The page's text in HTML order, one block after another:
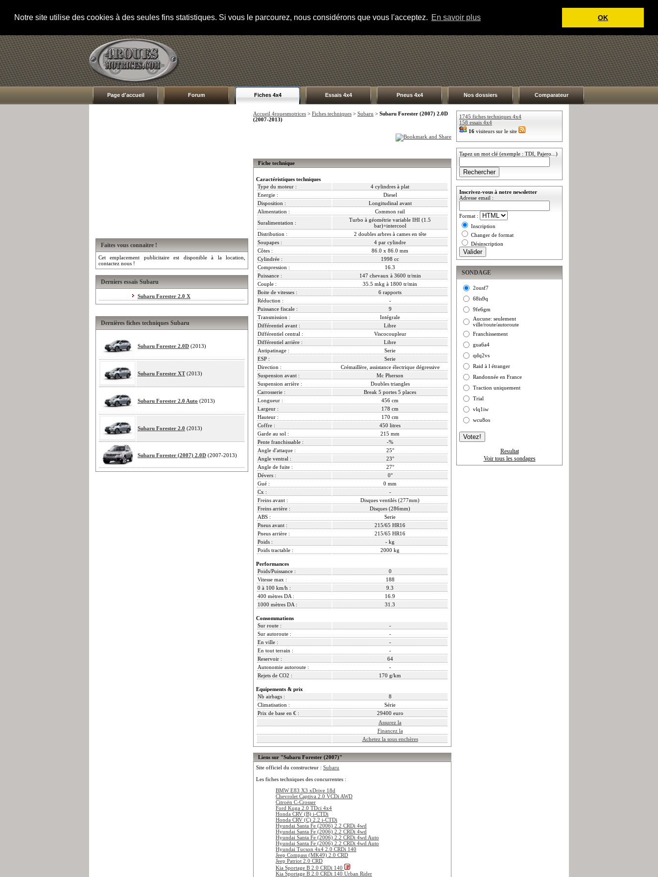
Notre site utilise des cookies à des seules fins statistiques. Si vous le parcourez, nous considérons que vous l'acceptez. En savoir plus OK
Page d'accueil Forum Fiches 4x4 Essais 4x4 Pneus 4x4 Nos dossiers Comparateur
Faites vous connaitre !
Cet emplacement publicitaire est disponible à la location,
contactez nous !
Derniers essais Subaru
Subaru Forester 2.0 X
Dernières fiches techniques Subaru
Subaru Forester 2.0D (2013)
Subaru Forester XT(2013)
Subaru Forester 2.0 Auto (2013)
Subaru Forester 2.0 (2013)
Subaru Forester (2007) 2.0D (2007-2013)
Accueil 4rouesmotrices > Fiches techniques > Subaru > Subaru Forester (2007) 2.0D
(2007-2013)
Fiche technique
Caractéristiques techniques
Type du moteur :
4 cylindres à plat
Energie :
Diesel
Disposition :
Longitudinal avant
Alimentation :
Common rail
Suralimentation :
Turbo à géométrie variable IHI (1.5
bar)+intercool
Distribution :
2 doubles arbres à cames en tête
Soupapes :
4 par cylindre
Côtes :
86.0 x 86.0 mm
Cylindrée :
1998 cc
Compression :
16.3
Puissance :
147 chevaux à 3600 tr/min
Couple :
35.5 mkg à 1800 tr/min
Boite de vitesses :
6 rapports
Réduction :
-
Puissance fiscale :
9
Transmission :
Intégrale
Différentiel avant :
Libre
Différentiel central :
Viscocoupleur
Différentiel arrière :
Libre
Antipatinage :
Serie
ESP :
Serie
Direction :
Crémaillère, assistance électrique dégressive
Suspension avant :
Mc Pherson
Suspension arrière :
Doubles triangles
Carrosserie :
Break 5 portes 5 places
Longueur :
456 cm
Largeur :
178 cm
Hauteur :
170 cm
Coffre :
450 litres
Garde au sol :
215 mm
Pente franchissable :
-%
Angle d'attaque :
25°
Angle ventral :
23°
Angle de fuite :
27°
Dévers :
0°
Gué :
0 mm
Cx :
-
Freins avant :
Disques ventilés (277mm)
Freins arrière :
Disques (286mm)
ABS :
Serie
Pneus avant :
215/65 HR16
Pneus arrière :
215/65 HR16
Poids :
- kg
Poids tractable :
2000 kg
Performances
Poids/Puissance :
0
Vitesse max :
188
0 à 100 km/h :
9.3
400 mètres DA :
16.9
1000 mètres DA :
31.3
Consommations
Sur route :
-
Sur autoroute :
-
En ville :
-
En tout terrain :
-
Reservoir :
64
Autonomie autoroute :
-
Rejets de CO2 :
170 g/km
Equipements & prix
Nb airbags :
8
Climatisation :
Série
Prix de base en € :
29400 euro
Assurez la
Financez la
Achetez la sous enchères
Liens sur "Subaru Forester (2007)"
Site officiel du constructeur : Subaru
Les fiches techniques des concurrentes :
BMW E83 X3 xDrive 18d
Chevrolet Captiva 2.0 VCDi AWD
Citroën C-Crosser
Ford Kuga 2.0 TDci 4x4
Honda CRV (B) i-CTDi
Honda CRV (C) 2.2 i-CTDi
Hyundai Santa Fe (2006) 2.2 CRDi 4wd
Hyundai Santa Fe (2006) 2.2 CRDi 4wd
Hyundai Santa Fe (2006) 2.2 CRDi 4wd Auto
Hyundai Santa Fe (2006) 2.2 CRDi 4wd Auto
Hyundai Tucson 4x4 2.0 CRDi 140
Jeep Compass (MK49) 2.0 CRD
Jeep Patriot 2.0 CRD
Kia Sportage B 2.0 CRDi 140
Kia Sportage B 2.0 CRDi 140 Urban Rider
1745 fiches techniques 4x4
158 essais 4x4
16 visiteurs sur le site
Tapez un mot clé (exemple : TDI, Pajero...)
Inscrivez-vous à notre newsletter
Adresse email :
Format :
Inscription
Changer de format
Désinscription
SONDAGE
2ousf7
68is9q
9fe6gm
Aucune: seulement
ville/route/autoroute
Franchissement
gua6a4
qdq2vs
Raid à l étranger
Randonnée en France
Traction uniquement
Trial
vlq1iw
wcu8os
Resultat
Voir tous les sondages